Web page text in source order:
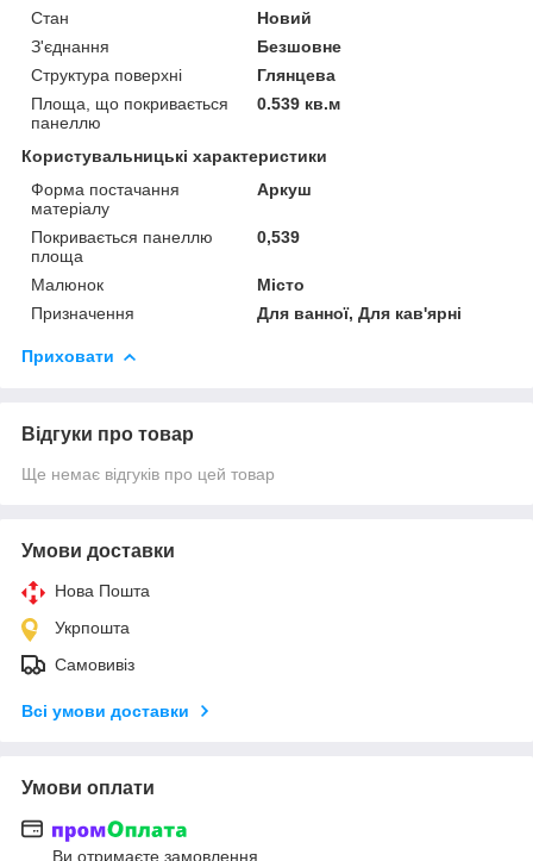
Стан
Новий
З'єднання
Безшовне
Структура поверхні
Глянцева
Площа, що покривається
панеллю
0.539 кв.м
Користувальницькі характеристики
Форма постачання
матеріалу
Аркуш
Покривається панеллю
площа
0,539
Малюнок
Місто
Призначення
Для ванної, Для кав'ярні
Приховати
Відгуки про товар
Ще немає відгуків про цей товар
Умови доставки
Нова Пошта
Укрпошта
Самовивіз
Всі умови доставки
Умови оплати
Ви отримаєте замовлення